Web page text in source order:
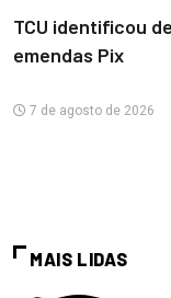
TCU identificou
emendas Pix
7 de agosto de 2026
MAIS LIDAS